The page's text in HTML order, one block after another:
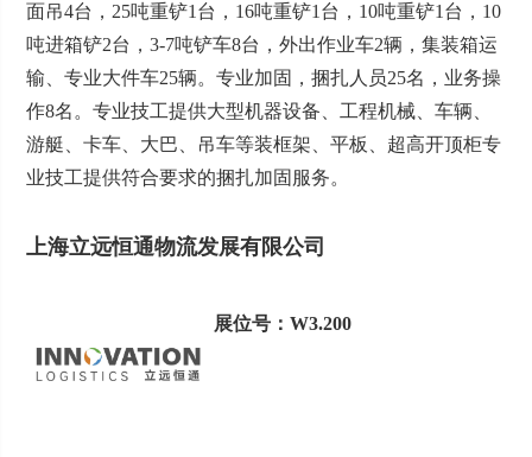
面吊4台，25吨重铲1台，16吨重铲1台，10吨重铲1台，10
吨进箱铲2台，3-7吨铲车8台，外出作业车2辆，集装箱运
输、专业大件车25辆。专业加固，捆扎人员25名，业务操
作8名。专业技工提供大型机器设备、工程机械、车辆、
游艇、卡车、大巴、吊车等装框架、平板、超高开顶柜专
业技工提供符合要求的捆扎加固服务。
上海立远恒通物流发展有限公司
展位号：W3.200